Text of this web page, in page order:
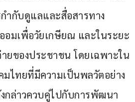
ำกับดูแลและสื่อสารทาง
อมเพื่อวัยเกษียณ และในระยะ
ยของประชาชน โดยเฉพาะใน
มไทยที่มีความเป็นพลวัตอย่าง
กล่าวควบคู่ไปกับการพัฒนา